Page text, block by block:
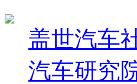
盖世汽车
汽车研究